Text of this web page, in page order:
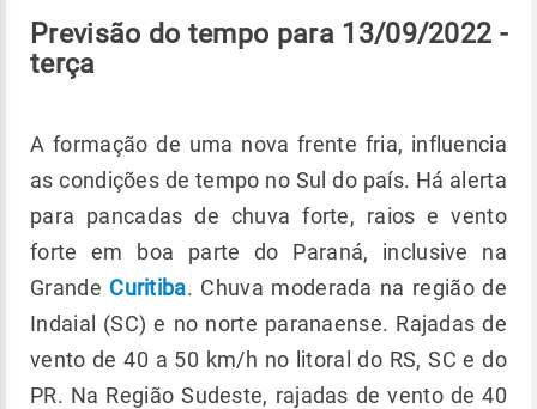
Previsão do tempo para 13/09/2022 -
terça
A formação de uma nova frente fria, influencia
as condições de tempo no Sul do país. Há alerta
para pancadas de chuva forte, raios e vento
forte em boa parte do Paraná, inclusive na
Grande Curitiba. Chuva moderada na região de
Indaial (SC) e no norte paranaense. Rajadas de
vento de 40 a 50 km/h no litoral do RS, SC e do
PR. Na Região Sudeste, rajadas de vento de 40